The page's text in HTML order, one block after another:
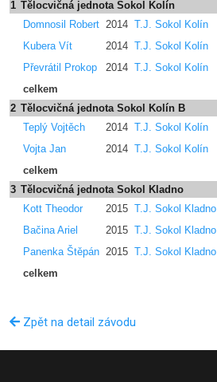
1 Tělocvičná jednota Sokol Kolín
Domnosil Robert 2014 T.J. Sokol Kolín
Kubera Vít
2014 T.J. Sokol Kolín
Převrátil Prokop
2014 T.J. Sokol Kolín
celkem
2 Tělocvičná jednota Sokol Kolín B
Teplý Vojtěch
2014 T.J. Sokol Kolín
Vojta Jan
2014 T.J. Sokol Kolín
celkem
3 Tělocvičná jednota Sokol Kladno
Kott Theodor
2015 T.J. Sokol Kladno
Bačina Ariel
2015 T.J. Sokol Kladno
Panenka Štěpán 2015 T.J. Sokol Kladno
celkem
Zpět na detail závodu